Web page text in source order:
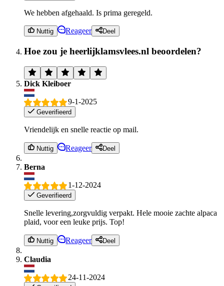
We hebben afgehaald. Is prima geregeld.
Nuttig Reageer Deel
Hoe zou je heerlijklamsvlees.nl beoordelen?
Dick Kleiboer
9-1-2025
Geverifieerd
Vriendelijk en snelle reactie op mail.
Nuttig Reageer Deel
Berna
1-12-2024
Geverifieerd
Snelle levering,zorgvuldig verpakt. Hele mooie zachte alpaca
plaid, voor een leuke prijs. Top!
Nuttig Reageer Deel
Claudia
24-11-2024